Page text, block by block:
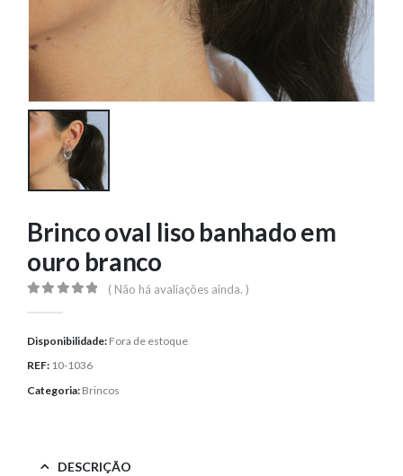
Brinco oval liso banhado em
ouro branco
( Não há avaliações ainda. )
Disponibilidade: Fora de estoque
REF: 10-1036
Categoria: Brincos
DESCRIÇÃO